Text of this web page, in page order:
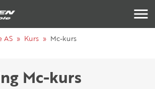
AS Kurs Mc-kurs
Mc-kurs